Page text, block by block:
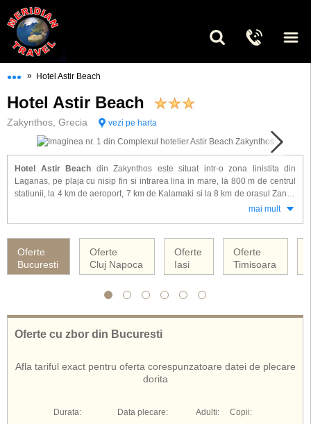
••• » Hotel Astir Beach
Hotel Astir Beach
Zakynthos, Grecia vezi pe harta
Hotel Astir Beach din Zakynthos este situat intr-o zona linistita din
Laganas, pe plaja cu nisip fin si intrarea lina in mare, la 800 m de centrul
statiunii, la 4 km de aeroport, 7 km de Kalamaki si la 8 km de orasul Zante.
Complexul dispune de 83 spatii de cazare dotate cu: baie proprie, uscator
internet corner, acces internet WiFi, piscina exterioara pentru adulti,
piscina exterioara pentru copii, sezlonguri si umbrele, parcare.
mai mult
Oferte
Bucuresti
Oferte
Cluj Napoca
Oferte
Iasi
Oferte
Timisoara
Oferte cu zbor din Bucuresti
Afla tariful exact pentru oferta corespunzatoare datei de plecare
dorita
Durata: Data plecare: Adulti: Copii: